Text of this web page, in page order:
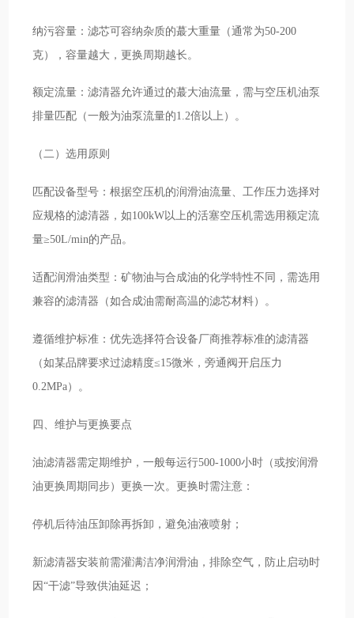
纳污容量：滤芯可容纳杂质的蕞大重量（通常为50-200
克），容量越大，更换周期越长。
额定流量：滤清器允许通过的蕞大油流量，需与空压机油泵
排量匹配（一般为油泵流量的1.2倍以上）。
（二）选用原则
匹配设备型号：根据空压机的润滑油流量、工作压力选择对
应规格的滤清器，如100kW以上的活塞空压机需选用额定流
量≥50L/min的产品。
适配润滑油类型：矿物油与合成油的化学特性不同，需选用
兼容的滤清器（如合成油需耐高温的滤芯材料）。
遵循维护标准：优先选择符合设备厂商推荐标准的滤清器
（如某品牌要求过滤精度≤15微米，旁通阀开启压力
0.2MPa）。
四、维护与更换要点
油滤清器需定期维护，一般每运行500-1000小时（或按润滑
油更换周期同步）更换一次。更换时需注意：
停机后待油压卸除再拆卸，避免油液喷射；
新滤清器安装前需灌满洁净润滑油，排除空气，防止启动时
因“干滤”导致供油延迟；